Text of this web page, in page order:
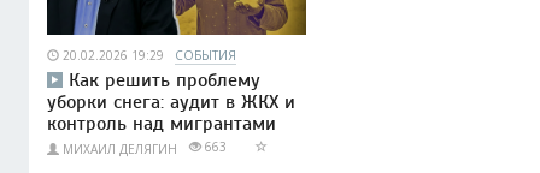
20.02.2026 19:29 СОБЫТИЯ
Как решить проблему
уборки снега: аудит в ЖКХ и
контроль над мигрантами
МИХАИЛ ДЕЛЯГИН 663